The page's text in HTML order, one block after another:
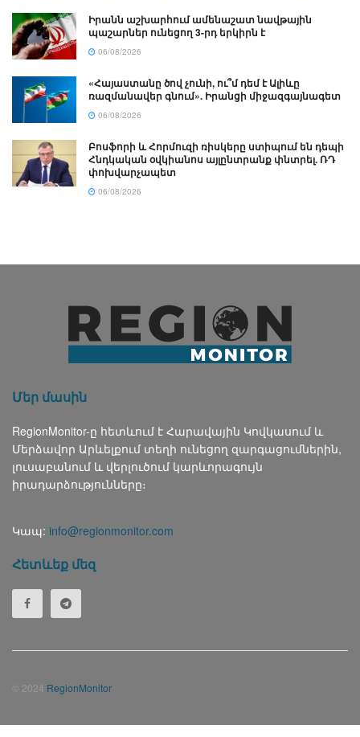
Իրանն աշխարհում ամենաշատ նավթային
պաշարներ ունեցող 3-րդ երկիրն է
06/08/2026
«Հայաստանը ծով չունի, ու՞մ դեմ է Ալիևը
ռազմանավեր գնում». Իրանցի միջազգայնագետ
06/08/2026
Բոսֆորի և Հորմուզի ռիսկերը ստիպում են դեպի
Հնդկական օվկիանոս այլընտրանք փնտրել. ՌԴ
փոխվարչապետ
06/08/2026
Մեր մասին
RegionMonitor-ը հետևում է Հարավային Կովկասում և
Մերձավոր Արևելքում տեղի ունեցող զարգացումներին,
լուսաբանում և վերլուծում կարևորագույն
իրադարձությունները։
Կապ: info@regionmonitor.com
Հետևեք մեզ
© 2024 RegionMonitor